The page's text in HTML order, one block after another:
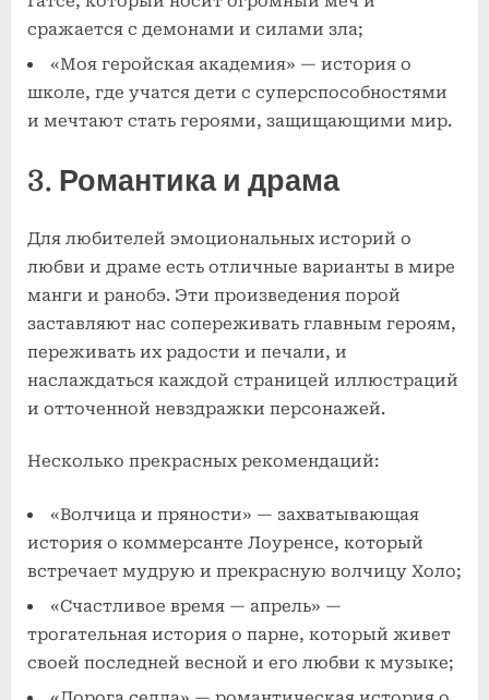
сражается с демонами и силами зла;
«Моя геройская академия» — история о
школе, где учатся дети с суперспособностями
и мечтают стать героями, защищающими мир.
3. Романтика и драма
Для любителей эмоциональных историй о
любви и драме есть отличные варианты в мире
манги и ранобэ. Эти произведения порой
заставляют нас сопереживать главным героям,
переживать их радости и печали, и
наслаждаться каждой страницей иллюстраций
и отточенной невздражки персонажей.
Несколько прекрасных рекомендаций:
«Волчица и пряности» — захватывающая
история о коммерсанте Лоуренсе, который
встречает мудрую и прекрасную волчицу Холо;
«Счастливое время — апрель» —
трогательная история о парне, который живет
своей последней весной и его любви к музыке;